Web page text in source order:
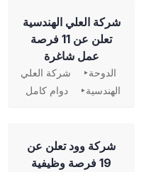
شركة العلي الهندسية
تعلن عن 11 فرصة
عمل شاغرة
الدوحة
شركة العلي
الهندسية
دوام كامل
شركة وود تعلن عن
19 فرصة وظيفية